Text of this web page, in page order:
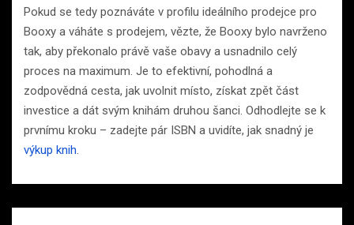
Pokud se tedy poznáváte v profilu ideálního prodejce pro
Booxy a váháte s prodejem, vězte, že Booxy bylo navrženo
tak, aby překonalo právě vaše obavy a usnadnilo celý
proces na maximum. Je to efektivní, pohodlná a
zodpovědná cesta, jak uvolnit místo, získat zpět část
investice a dát svým knihám druhou šanci. Odhodlejte se k
prvnímu kroku – zadejte pár ISBN a uvidíte, jak snadný je
výkup knih.